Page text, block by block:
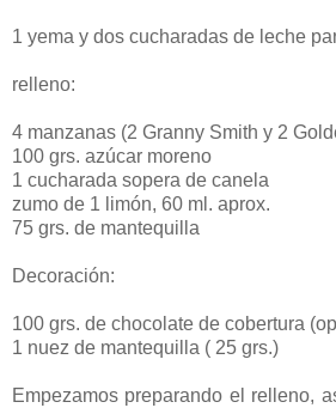
1 yema y dos cucharadas de leche
relleno:
4 manzanas (2 Granny Smith y 2
100 grs. azúcar moreno
1 cucharada sopera de canela
zumo de 1 limón, 60 ml. aprox.
75 grs. de mantequilla
Decoración:
100 grs. de chocolate de cobertura
1 nuez de mantequilla ( 25 grs.)
Empezamos preparando el relleno,